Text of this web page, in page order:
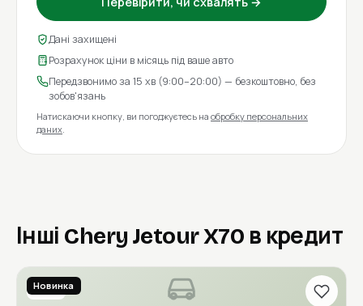
Дані захищені
Розрахунок ціни в місяць під ваше авто
Передзвонимо за 15 хв (9:00–20:00) — безкоштовно, без
зобов'язань
Натискаючи кнопку, ви погоджуєтесь на обробку персональних
даних.
Інші Chery Jetour X70 в кредит
2020
Новинка